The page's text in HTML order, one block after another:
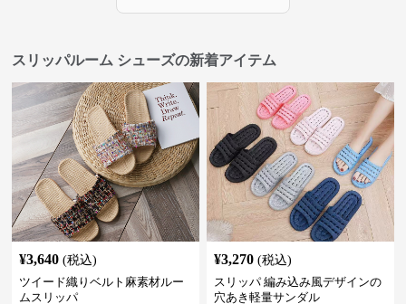
スリッパルーム シューズの新着アイテム
¥3,640 (税込)
ツイード織りベルト麻素材ルー
ムスリッパ
¥3,270 (税込)
スリッパ 編み込み風デザインの
穴あき軽量サンダル